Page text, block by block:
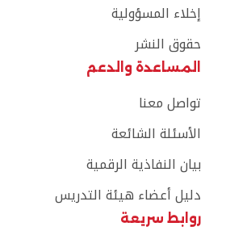
إخلاء المسؤولية
حقوق النشر
المساعدة والدعم
تواصل معنا
الأسئلة الشائعة
بيان النفاذية الرقمية
دليل أعضاء هيئة التدريس
روابط سريعة